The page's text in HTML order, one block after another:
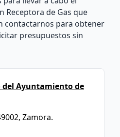
Receptora de Gas que
contactarnos para obtener
presupuestos sin
del Ayuntamiento de
Zamora.